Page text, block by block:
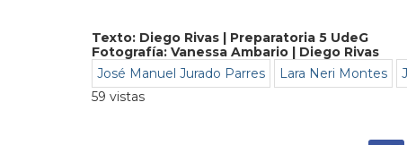
Texto: Diego Rivas | Preparatoria 5 UdeG
Fotografía: Vanessa Ambario | Diego Rivas
José Manuel Jurado Parres
Lara Neri Montes
59 vistas